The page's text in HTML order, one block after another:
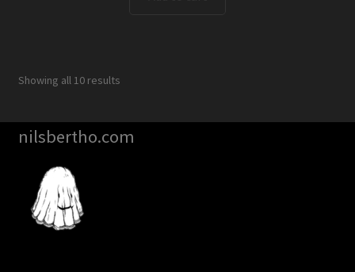
Showing all 10 results
nilsbertho.com